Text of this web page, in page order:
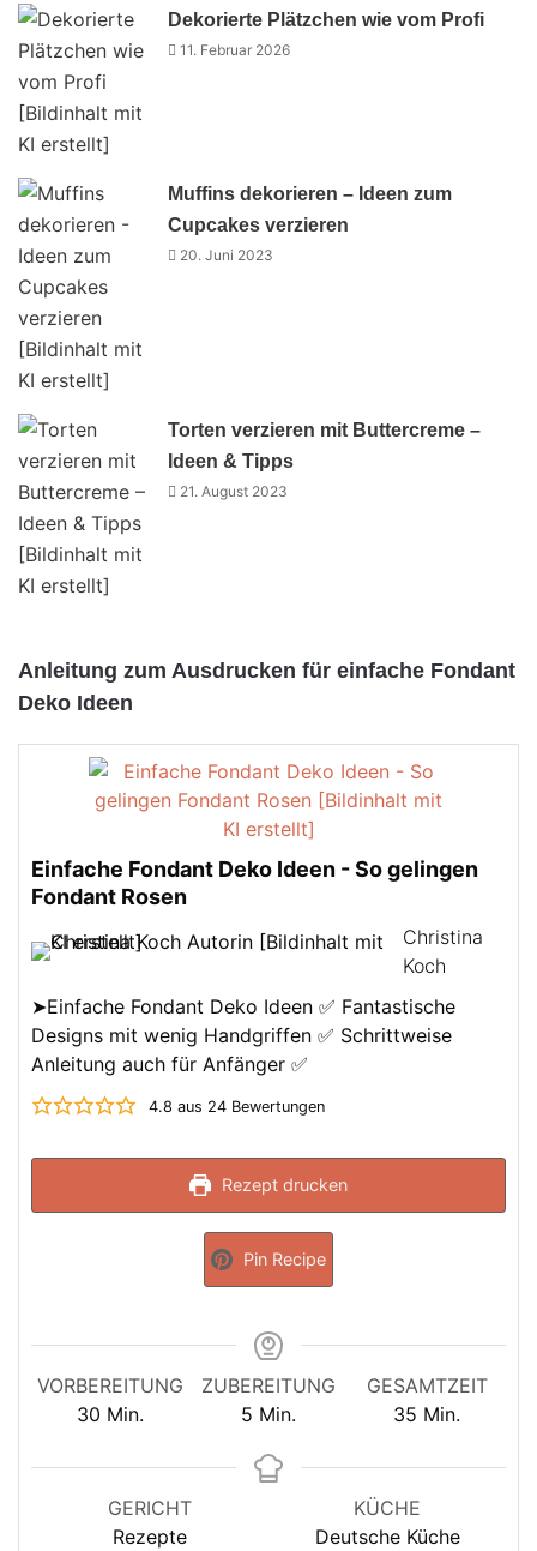
Dekorierte Plätzchen wie vom Profi
11. Februar 2026
Muffins dekorieren – Ideen zum
Cupcakes verzieren
20. Juni 2023
Torten verzieren mit Buttercreme –
Ideen & Tipps
21. August 2023
Anleitung zum Ausdrucken für einfache Fondant
Deko Ideen
Einfache Fondant Deko Ideen - So gelingen
Fondant Rosen
Christina
Koch
➤Einfache Fondant Deko Ideen ✅ Fantastische
Designs mit wenig Handgriffen ✅ Schrittweise
Anleitung auch für Anfänger ✅
4.8 aus 24Bewertungen
Rezept drucken
Pin Recipe
VORBEREITUNG
30 Minuten
Min.
ZUBEREITUNG
5 Minuten
Min.
GESAMTZEIT
35 Minuten
Min.
GERICHT
Rezepte
KÜCHE
Deutsche Küche